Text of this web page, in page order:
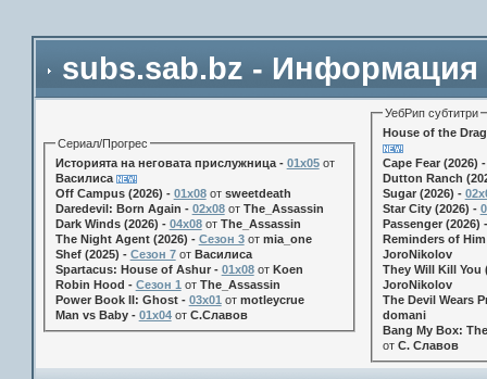
subs.sab.bz - Информация
Сериал/Прогрес
Историята на неговата прислужница - 01х05от
Василиса
Off Campus (2026) - 01x08от sweetdeath
Daredevil: Born Again - 02x08от The_Assassin
Dark Winds (2026) - 04x08от The_Assassin
The Night Agent (2026) - Сезон 3от mia_one
Shef (2025) - Сезон 7от Василиса
Spartacus: House of Ashur - 01x08от Koen
Robin Hood - Сезон 1 от The_Assassin
Power Book II: Ghost - 03x01 от motleycrue
Man vs Baby - 01x04от С.Славов
УебРип субтитри
House of the
Cape Fear (2026)
Dutton Ranch
Sugar (2026) -
Star City (2026) -
Passenger (2026)
Reminders of
JoroNikolov
They Will Kill You
JoroNikolov
The Devil Wears
domani
Bang My Box:
от С. Славов